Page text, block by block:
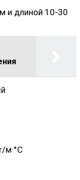
и длиной 10-30
м·°C